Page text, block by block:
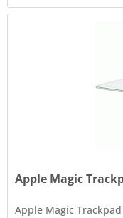
Apple Magic
Apple Magic